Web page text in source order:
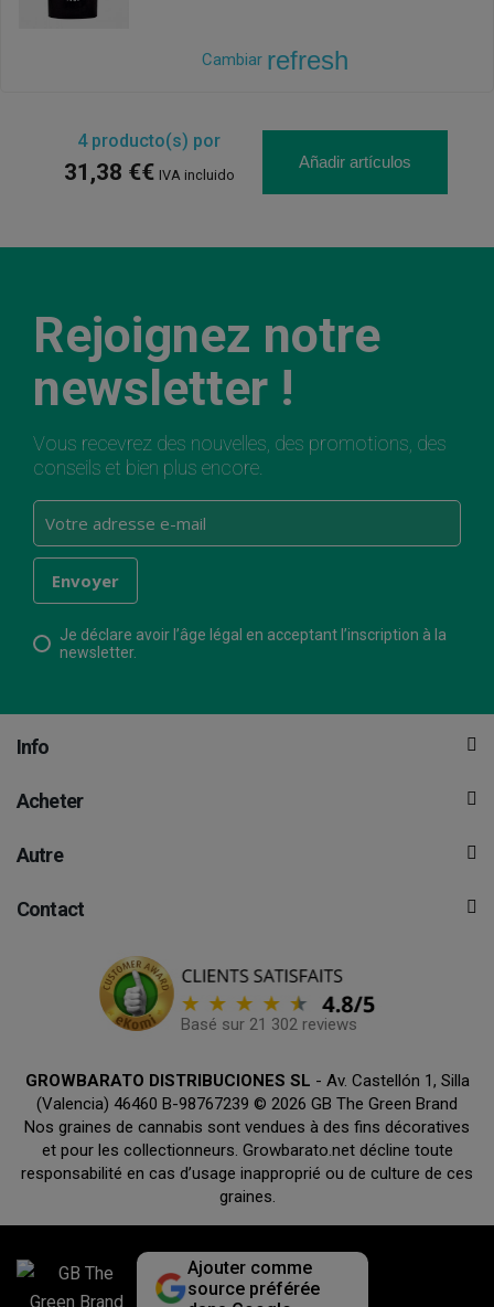
Cambiar refresh
4producto(s) por
31,38 €€ IVA incluido
Añadir artículos
Rejoignez notre
newsletter !
Vous recevrez des nouvelles, des promotions, des
conseils et bien plus encore.
Je déclare avoir l’âge légal en acceptant l’inscription à la
newsletter.
Info
Acheter
Autre
Contact
Basé sur 21 302 reviews
GROWBARATO DISTRIBUCIONES SL - Av. Castellón 1, Silla
(Valencia) 46460 B-98767239 © 2026 GB The Green Brand
Nos graines de cannabis sont vendues à des fins décoratives
et pour les collectionneurs. Growbarato.net décline toute
responsabilité en cas d’usage inapproprié ou de culture de ces
graines.
Ajouter comme
source préférée